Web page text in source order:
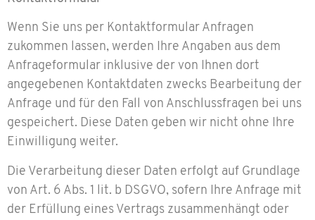
Wenn Sie uns per Kontaktformular Anfragen
zukommen lassen, werden Ihre Angaben aus dem
Anfrageformular inklusive der von Ihnen dort
angegebenen Kontaktdaten zwecks Bearbeitung der
Anfrage und für den Fall von Anschlussfragen bei uns
gespeichert. Diese Daten geben wir nicht ohne Ihre
Einwilligung weiter.
Die Verarbeitung dieser Daten erfolgt auf Grundlage
von Art. 6 Abs. 1 lit. b DSGVO, sofern Ihre Anfrage mit
der Erfüllung eines Vertrags zusammenhängt oder